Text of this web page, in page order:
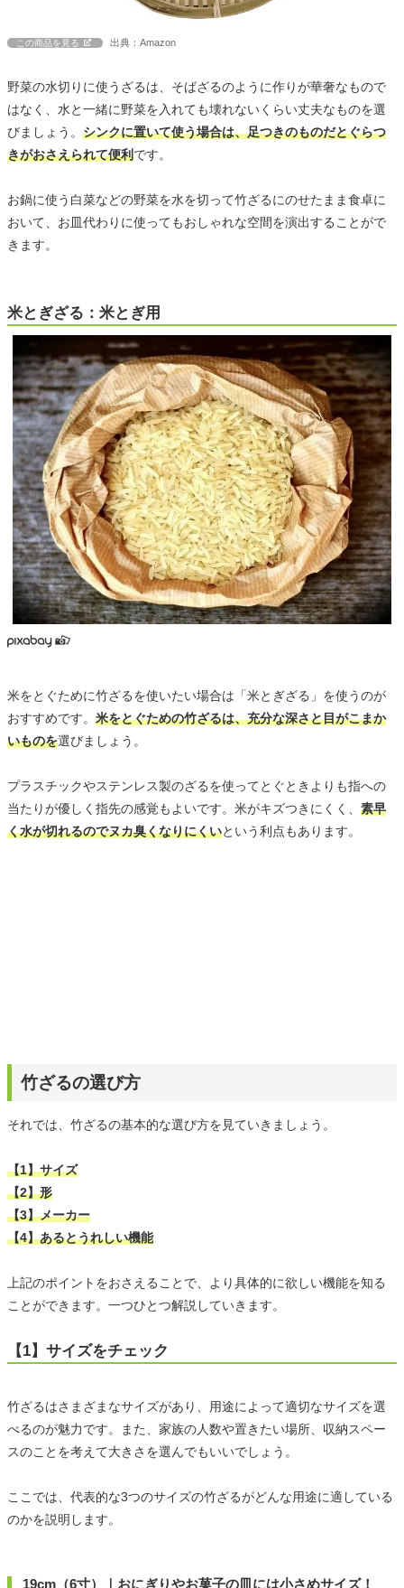
この商品を見る 出典：Amazon
野菜の水切りに使うざるは、そばざるのように作りが華奢なもので
はなく、水と一緒に野菜を入れても壊れないくらい丈夫なものを選
びましょう。 シンクに置いて使う場合は、足つきのものだとぐらつ
きがおさえられて便利です。
お鍋に使う白菜などの野菜を水を切って竹ざるにのせたまま食卓に
おいて、お皿代わりに使ってもおしゃれな空間を演出することがで
きます。
米とぎざる：米とぎ用
米をとぐために竹ざるを使いたい場合は「米とぎざる」を使うのが
おすすめです。 米をとぐための竹ざるは、充分な深さと目がこまか
いものを選びましょう。
プラスチックやステンレス製のざるを使ってとぐときよりも指への
当たりが優しく指先の感覚もよいです。米がキズつきにくく、 素早
く水が切れるのでヌカ臭くなりにくいという利点もあります。
竹ざるの選び方
それでは、竹ざるの基本的な選び方を見ていきましょう。
【1】サイズ
【2】形
【3】メーカー
【4】あるとうれしい機能
上記のポイントをおさえることで、より具体的に欲しい機能を知る
ことができます。一つひとつ解説していきます。
【1】サイズをチェック
竹ざるはさまざまなサイズがあり、用途によって適切なサイズを選
べるのが魅力です。また、家族の人数や置きたい場所、収納スペー
スのことを考えて大きさを選んでもいいでしょう。
ここでは、代表的な3つのサイズの竹ざるがどんな用途に適している
のかを説明します。
19cm（6寸）｜おにぎりやお菓子の皿には小さめサイズ！